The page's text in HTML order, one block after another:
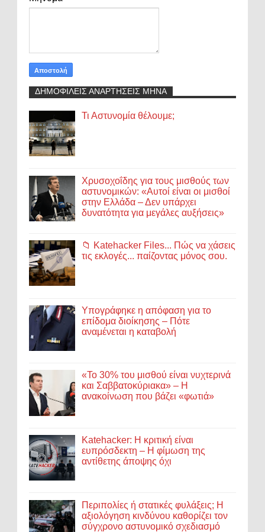
ΔΗΜΟΦΙΛΕΙΣ ΑΝΑΡΤΗΣΕΙΣ ΜΗΝΑ
Τι Αστυνομία θέλουμε;
Χρυσοχοΐδης για τους μισθούς των
αστυνομικών: «Αυτοί είναι οι μισθοί
στην Ελλάδα – Δεν υπάρχει
δυνατότητα για μεγάλες αυξήσεις»
📁 Katehacker Files... Πώς να χάσεις
τις εκλογές... παίζοντας μόνος σου.
Υπογράφηκε η απόφαση για το
επίδομα διοίκησης – Πότε
αναμένεται η καταβολή
«Το 30% του μισθού είναι νυχτερινά
και Σαββατοκύριακα» – Η
ανακοίνωση που βάζει «φωτιά»
Katehacker: Η κριτική είναι
ευπρόσδεκτη – Η φίμωση της
αντίθετης άποψης όχι
Περιπολίες ή στατικές φυλάξεις; Η
αξιολόγηση κινδύνου καθορίζει τον
σύγχρονο αστυνομικό σχεδιασμό